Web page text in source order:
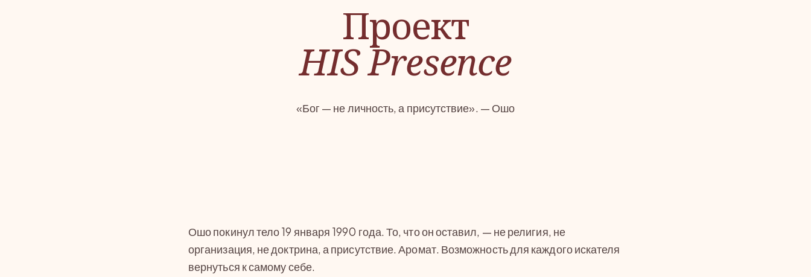
Проект
HIS Presence
«Бог — не личность, а присутствие». — Ошо
Ошо покинул тело 19 января 1990 года. То, что он оставил, — не религия, не
организация, не доктрина, а присутствие. Аромат. Возможность для каждого искателя
вернуться к самому себе.